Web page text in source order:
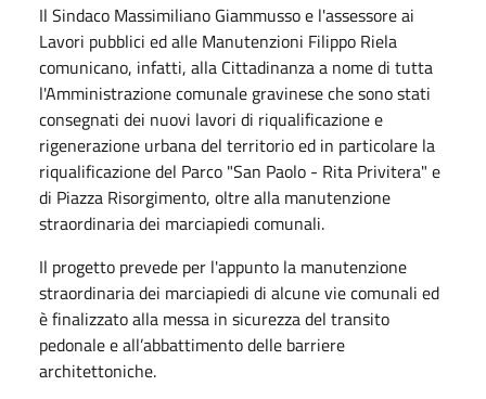
Il Sindaco Massimiliano Giammusso e l'assessore ai
Lavori pubblici ed alle Manutenzioni Filippo Riela
comunicano, infatti, alla Cittadinanza a nome di tutta
l'Amministrazione comunale gravinese che sono stati
consegnati dei nuovi lavori di riqualificazione e
rigenerazione urbana del territorio ed in particolare la
riqualificazione del Parco "San Paolo - Rita Privitera" e
di Piazza Risorgimento, oltre alla manutenzione
straordinaria dei marciapiedi comunali.
Il progetto prevede per l'appunto la manutenzione
straordinaria dei marciapiedi di alcune vie comunali ed
è finalizzato alla messa in sicurezza del transito
pedonale e all’abbattimento delle barriere
architettoniche.